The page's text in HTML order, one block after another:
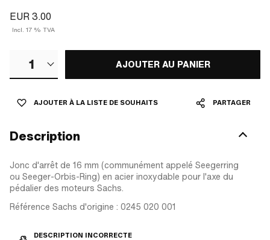
EUR 3.00
Incl. 17 % TVA
1 AJOUTER AU PANIER
AJOUTER À LA LISTE DE SOUHAITS PARTAGER
Description
Jonc d'arrêt de 16 mm (communément appelé Seegerring
ou Seeger-Orbis-Ring) en acier inoxydable pour l'axe du
pédalier des moteurs Sachs.
Référence Sachs d'origine : 0245 020 001
DESCRIPTION INCORRECTE